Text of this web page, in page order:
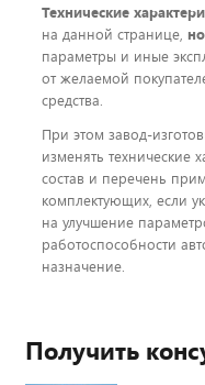
Технические
на данной странице,
параметры и иные
от желаемой
средства.
При этом завод-
изменять технические
состав и перечень
комплектующих, если
на улучшение
работоспособности
назначение.
Получить